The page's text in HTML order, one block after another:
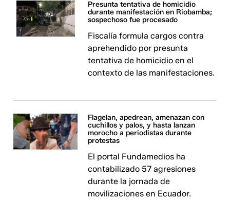
Presunta tentativa de homicidio
durante manifestación en Riobamba;
sospechoso fue procesado
Fiscalía formula cargos contra
aprehendido por presunta
tentativa de homicidio en el
contexto de las manifestaciones.
Flagelan, apedrean, amenazan con
cuchillos y palos, y hasta lanzan
morocho a periodistas durante
protestas
El portal Fundamedios ha
contabilizado 57 agresiones
durante la jornada de
movilizaciones en Ecuador.